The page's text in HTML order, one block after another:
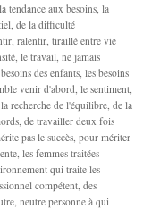
tendance aux besoins, la
de la difficulté
ralentir, tiraillé entre vie
le travail, ne jamais
des enfants, les besoins
venir d'abord, le sentiment,
recherche de l'équilibre, de la
de travailler deux fois
pas le succès, pour mériter
les femmes traitées
qui traite les
compétent, des
neutre personne à qui